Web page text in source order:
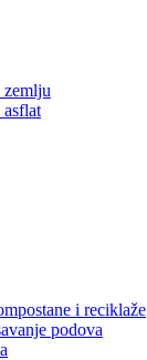
i reciklaže
podova